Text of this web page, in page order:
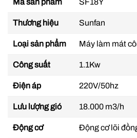
Máy làm mát công nghiệp Sunfan
Nguyên lý hoạt động của máy
Máy làm mát công nghiệp di
công nghệ làm mát bằng hơi
giảm nhiệt độ mà không làm
Thương hiệu Sunfan
Loại sản phẩm Máy làm mát
Công suất 1.1Kw
Điện áp 220V/50hz
Lưu lượng gió 18.000 m3/h
Động cơ Động cơ lõi